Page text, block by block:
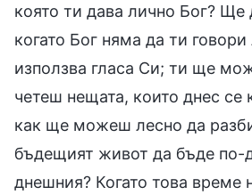
която ти дава лично Бог? Ще
когато Бог няма да ти
използва гласа Си; ти ще
четеш нещата, които днес се
как ще можеш лесно да
бъдещият живот да бъде по-
днешния? Когато това време